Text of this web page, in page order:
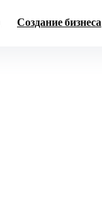
Создание бизнеса